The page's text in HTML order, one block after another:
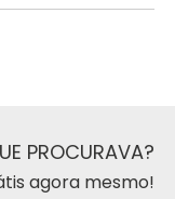
PROCURAVA?
agora mesmo!